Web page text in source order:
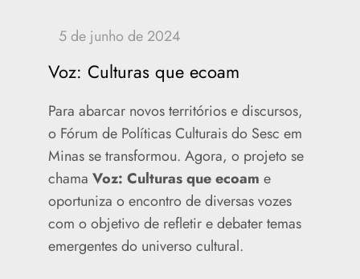
Voz: Culturas que ecoam
Para abarcar novos territórios e discursos,
o Fórum de Políticas Culturais do Sesc em
Minas se transformou. Agora, o projeto se
chama Voz: Culturas que ecoam e
oportuniza o encontro de diversas vozes
com o objetivo de refletir e debater temas
emergentes do universo cultural.